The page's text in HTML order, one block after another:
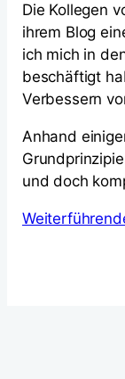
Die Kollegen
ihrem Blog
ich mich in
beschäftigt
Verbessern
Anhand
und doch